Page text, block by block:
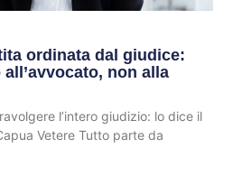
ordinata dal giudice:
non alla
l’intero giudizio: lo dice il
Vetere Tutto parte da